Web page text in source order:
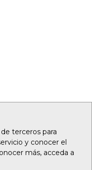
terceros para
y conocer el
más, acceda a